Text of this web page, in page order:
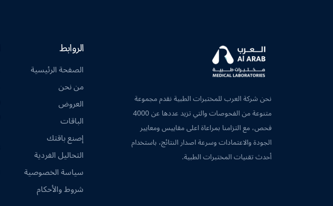
نحن شركة العرب للمختبرات الطبية نقدم مجموعة
متنوعة من الفحوصات والتي تزيد عددها عن 4000
فحص، مع التزامنا بمراعاة اعلى مقاييس ومعايير
الجودة والاعتمادات وسرعة اصدار النتائج، باستخدام
أحدث تقنيات المختبرات الطبية.
الروابط
الصفحة الرئيسية
من نحن
العروض
الباقات
إصنع باقتك
التحاليل الفردية
سياسة الخصوصية
شروط والأحكام